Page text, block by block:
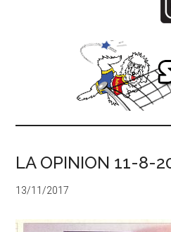
LA OPINION 11-8-
13/11/2017